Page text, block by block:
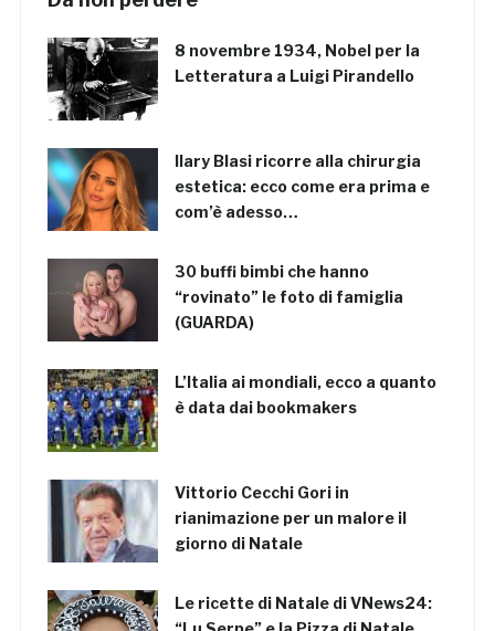
8 novembre 1934, Nobel per la
Letteratura a Luigi Pirandello
Ilary Blasi ricorre alla chirurgia
estetica: ecco come era prima e
com’è adesso…
30 buffi bimbi che hanno
“rovinato” le foto di famiglia
(GUARDA)
L’Italia ai mondiali, ecco a quanto
è data dai bookmakers
Vittorio Cecchi Gori in
rianimazione per un malore il
giorno di Natale
Le ricette di Natale di VNews24: